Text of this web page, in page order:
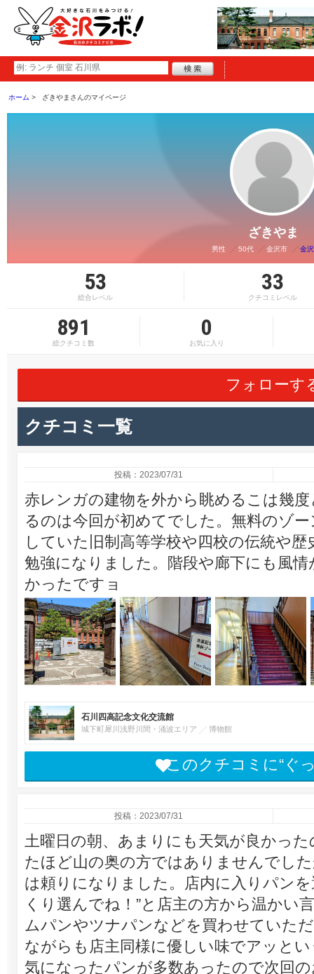
ホーム ざきやまさんのマイページ
ざきやま
男性 50代 金沢市 金
53
総合レベル
33
クチコミレベル
891
総クチコミ数
0
お気に入り
フォローす
クチコミ一覧
投稿：2023/07/31
赤レンガの建物を外から眺めるこは幾
るのは今回が初めてでした。無料のゾ
していた旧制高等学校や四校の伝統や
勉強になりました。階段や廊下にも風
かったですョ
石川四高記念文化交流館
城下町犀川浅野川間・涌波エリア 博物館
このクチコミに“ぐ
投稿：2023/07/31
土曜日の朝、あまりにも天気が良かっ
たほど山の奥の方ではありませんでし
は頼りになりました。店内に入りパン
くり選んでね！”と店主の方から温かい
ムパンやツナパンなどを買わせていた
ながらも店主同様に優しい味でアッと
気になったパンが多数あったので次回